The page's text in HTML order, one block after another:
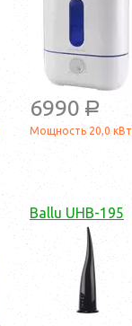
6990 a
Мощность 20,0 кВт
Ballu UHB-195